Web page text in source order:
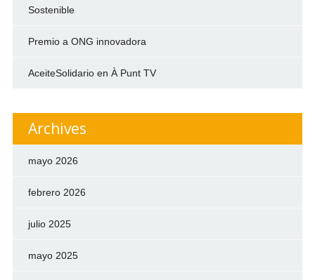
Sostenible
Premio a ONG innovadora
AceiteSolidario en À Punt TV
Archives
mayo 2026
febrero 2026
julio 2025
mayo 2025